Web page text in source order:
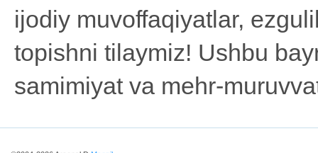
ijodiy muvoffaqiyatlar,
topishni tilaymiz! Ushbu
samimiyat va mehr-